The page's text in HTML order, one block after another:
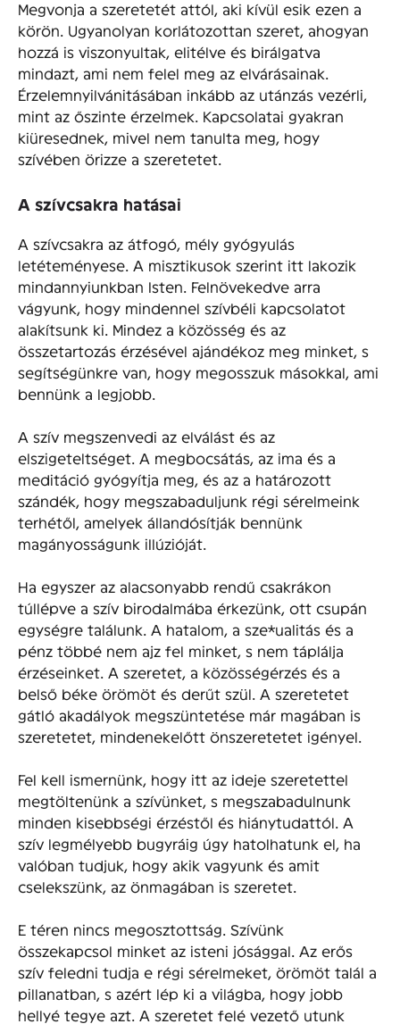
Megvonja a szeretetét attól, aki kívül esik ezen a
körön. Ugyanolyan korlátozottan szeret, ahogyan
hozzá is viszonyultak, elitélve és birálgatva
mindazt, ami nem felel meg az elvárásainak.
Érzelemnyilvánitásában inkább az utánzás vezérli,
mint az őszinte érzelmek. Kapcsolatai gyakran
kiüresednek, mivel nem tanulta meg, hogy
szívében örizze a szeretetet.
A szívcsakra hatásai
A szívcsakra az átfogó, mély gyógyulás
letéteményese. A misztikusok szerint itt lakozik
mindannyiunkban Isten. Felnövekedve arra
vágyunk, hogy mindennel szívbéli kapcsolatot
alakítsunk ki. Mindez a közösség és az
összetartozás érzésével ajándékoz meg minket, s
segítségünkre van, hogy megosszuk másokkal, ami
bennünk a legjobb.
A szív megszenvedi az elválást és az
elszigeteltséget. A megbocsátás, az ima és a
meditáció gyógyítja meg, és az a határozott
szándék, hogy megszabaduljunk régi sérelmeink
terhétől, amelyek állandósítják bennünk
magányosságunk iIlúzióját.
Ha egyszer az alacsonyabb rendű csakrákon
túllépve a szív birodalmába érkezünk, ott csupán
egységre találunk. A hatalom, a sze*ualitás és a
pénz többé nem ajz fel minket, s nem táplálja
érzéseinket. A szeretet, a közösségérzés és a
belső béke örömöt és derűt szül. A szeretetet
gátló akadályok megszüntetése már magában is
szeretetet, mindenekelőtt önszeretetet igényel.
Fel kell ismernünk, hogy itt az ideje szeretettel
megtöltenünk a szívünket, s megszabadulnunk
minden kisebbségi érzéstől és hiánytudattól. A
szív legmélyebb bugyráig úgy hatolhatunk el, ha
valóban tudjuk, hogy akik vagyunk és amit
cselekszünk, az önmagában is szeretet.
E téren nincs megosztottság. Szívünk
összekapcsol minket az isteni jósággal. Az erős
szív feledni tudja e régi sérelmeket, örömöt talál a
pillanatban, s azért lép ki a világba, hogy jobb
hellyé tegye azt. A szeretet felé vezető utunk